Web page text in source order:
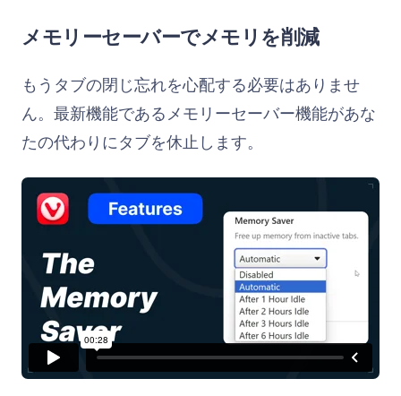
メモリーセーバーでメモリを削減
もうタブの閉じ忘れを心配する必要はありませ
ん。最新機能であるメモリーセーバー機能があな
たの代わりにタブを休止します。